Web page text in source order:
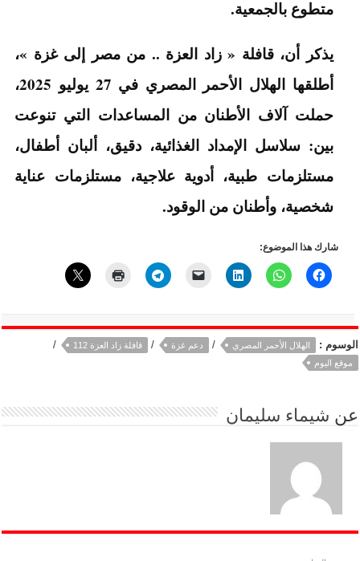
متطوع بالجمعية.
يذكر أن، قافلة « زاد العزة .. من مصر إلى غزة »،
أطلقها الهلال الأحمر المصري في 27 يوليو 2025،
حملت آلاف الأطنان من المساعدات التي تنوعت
بين: سلاسل الإمداد الغذائية، دقيق، ألبان أطفال،
مستلزمات طبية، أدوية علاجية، مستلزمات عناية
شخصية، وأطنان من الوقود.
شارك هذا الموضوع:
الوسوم : الهلال الأحمر المصري / دعم غزة / قافلة زاد العزة 112 /
موقع اليوم
عن شيماء سليمان